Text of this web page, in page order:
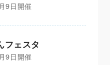
9日開催
フェスタ
9日開催